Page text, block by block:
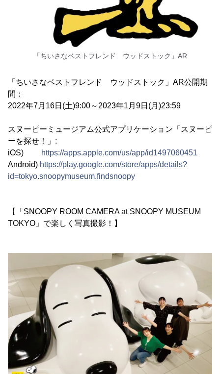
「ちいさなベストフレンド ウッドストック」AR
「ちいさなベストフレンド ウッドストック」AR公開期
間：
2022年7月16日(土)9:00～2023年1月9日(月)23:59
スヌーピーミュージアム公式アプリケーション「スヌーピ
ーを探せ！」:
iOS)
https://apps.apple.com/us/app/id1497060451
Android) https://play.google.com/store/apps/details?
id=tokyo.snoopymuseum.findsnoopy
【「SNOOPY ROOM CAMERA at SNOOPY MUSEUM
TOKYO」で楽しく写真撮影！】